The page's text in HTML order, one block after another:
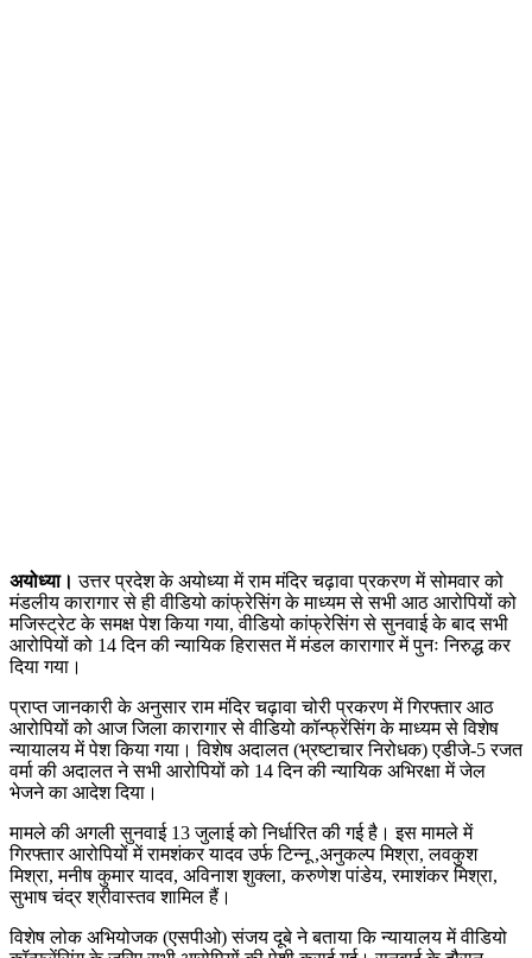
अयोध्या। उत्तर प्रदेश के अयोध्या में राम मंदिर चढ़ावा प्रकरण में सोमवार को
मंडलीय कारागार से ही वीडियो कांफ्रेसिंग के माध्यम से सभी आठ आरोपियों को
मजिस्ट्रेट के समक्ष पेश किया गया, वीडियो कांफ्रेसिंग से सुनवाई के बाद सभी
आरोपियों को 14 दिन की न्यायिक हिरासत में मंडल कारागार में पुनः निरुद्ध कर
दिया गया।
प्राप्त जानकारी के अनुसार राम मंदिर चढ़ावा चोरी प्रकरण में गिरफ्तार आठ
आरोपियों को आज जिला कारागार से वीडियो कॉन्फ्रेंसिंग के माध्यम से विशेष
न्यायालय में पेश किया गया। विशेष अदालत (भ्रष्टाचार निरोधक) एडीजे-5 रजत
वर्मा की अदालत ने सभी आरोपियों को 14 दिन की न्यायिक अभिरक्षा में जेल
भेजने का आदेश दिया।
मामले की अगली सुनवाई 13 जुलाई को निर्धारित की गई है। इस मामले में
गिरफ्तार आरोपियों में रामशंकर यादव उर्फ टिन्नू ,अनुकल्प मिश्रा, लवकुश
मिश्रा, मनीष कुमार यादव, अविनाश शुक्ला, करुणेश पांडेय, रमाशंकर मिश्रा,
सुभाष चंद्र श्रीवास्तव शामिल हैं।
विशेष लोक अभियोजक (एसपीओ) संजय दूबे ने बताया कि न्यायालय में वीडियो